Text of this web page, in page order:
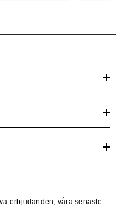
erbjudanden, våra senaste